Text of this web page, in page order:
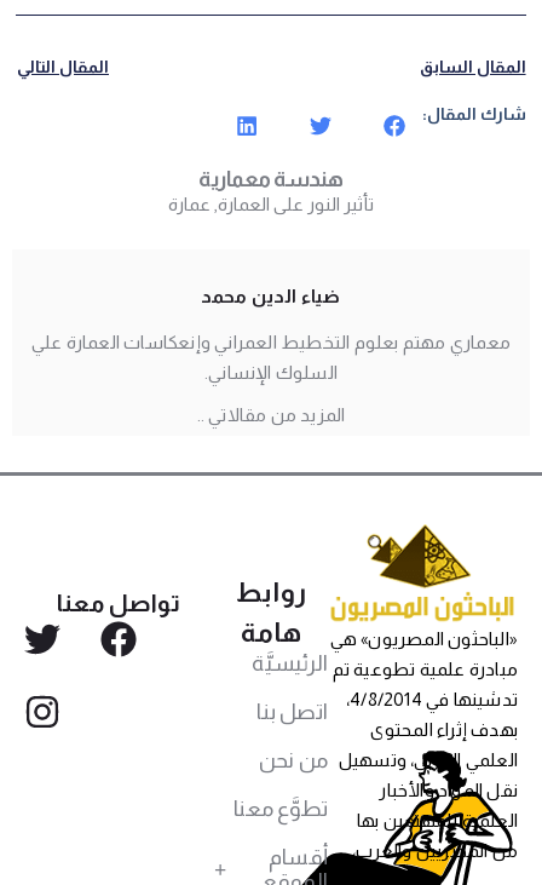
المقال السابق المقال التالي
شارك المقال:
هندسة معمارية
تأثير النور على العمارة عمارة
ضياء الدين محمد
معماري مهتم بعلوم التخطيط العمراني وإنعكاسات العمارة علي
السلوك الإنساني.
المزيد من مقالاتي ..
«الباحثون المصريون» هي
مبادرة علمية تطوعية تم
تدشينها في 4/8/2014،
بهدف إثراء المحتوى
العلمي العربي، وتسهيل
نقل المواد والأخبار
العلمية للمهتمين بها
من المصريين والعرب،
روابط
هامة
الرئيسيَّة
اتصل بنا
من نحن
تطوَّع معنا
أقسام
تواصل معنا